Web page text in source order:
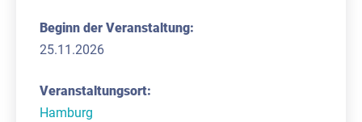
25.11.2026
Hamburg